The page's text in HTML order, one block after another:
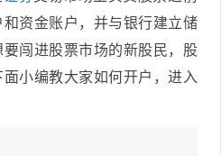
资金账户，并与银行建立储
闯进股票市场的新股民，股
小编教大家如何开户，进入